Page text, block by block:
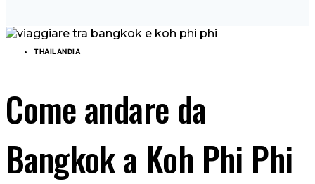
THAILANDIA
Come andare da
Bangkok a Koh Phi Phi